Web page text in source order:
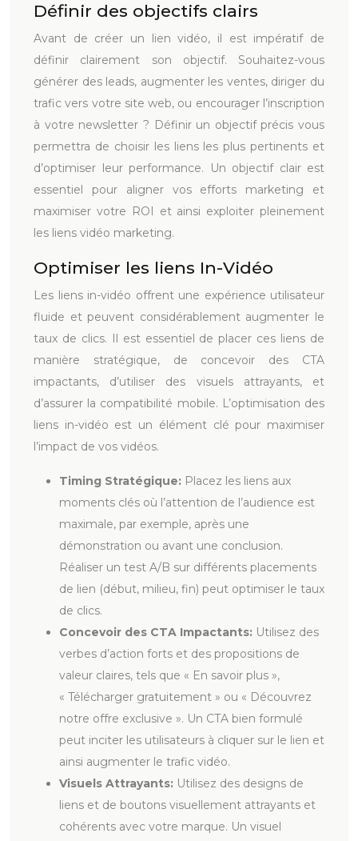
Définir des objectifs clairs
Avant de créer un lien vidéo, il est impératif de
définir clairement son objectif. Souhaitez-vous
générer des leads, augmenter les ventes, diriger du
trafic vers votre site web, ou encourager l’inscription
à votre newsletter ? Définir un objectif précis vous
permettra de choisir les liens les plus pertinents et
d’optimiser leur performance. Un objectif clair est
essentiel pour aligner vos efforts marketing et
maximiser votre ROI et ainsi exploiter pleinement
les liens vidéo marketing.
Optimiser les liens In-Vidéo
Les liens in-vidéo offrent une expérience utilisateur
fluide et peuvent considérablement augmenter le
taux de clics. Il est essentiel de placer ces liens de
manière stratégique, de concevoir des CTA
impactants, d’utiliser des visuels attrayants, et
d’assurer la compatibilité mobile. L’optimisation des
liens in-vidéo est un élément clé pour maximiser
l’impact de vos vidéos.
Timing Stratégique: Placez les liens aux
moments clés où l’attention de l’audience est
maximale, par exemple, après une
démonstration ou avant une conclusion.
Réaliser un test A/B sur différents placements
de lien (début, milieu, fin) peut optimiser le taux
de clics.
Concevoir des CTA Impactants: Utilisez des
verbes d’action forts et des propositions de
valeur claires, tels que « En savoir plus »,
« Télécharger gratuitement » ou « Découvrez
notre offre exclusive ». Un CTA bien formulé
peut inciter les utilisateurs à cliquer sur le lien et
ainsi augmenter le trafic vidéo.
Visuels Attrayants: Utilisez des designs de
liens et de boutons visuellement attrayants et
cohérents avec votre marque. Un visuel